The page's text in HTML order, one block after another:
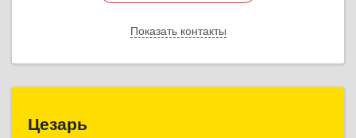
Показать контакты
Назад
Цезарь